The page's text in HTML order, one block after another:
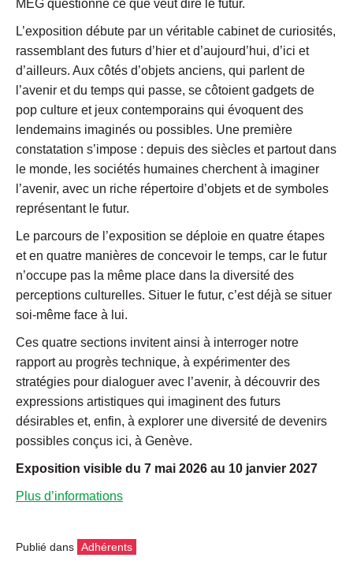
MEG questionne ce que veut dire le futur.
L’exposition débute par un véritable cabinet de curiosités,
rassemblant des futurs d’hier et d’aujourd’hui, d’ici et
d’ailleurs. Aux côtés d’objets anciens, qui parlent de
l’avenir et du temps qui passe, se côtoient gadgets de
pop culture et jeux contemporains qui évoquent des
lendemains imaginés ou possibles. Une première
constatation s’impose : depuis des siècles et partout dans
le monde, les sociétés humaines cherchent à imaginer
l’avenir, avec un riche répertoire d’objets et de symboles
représentant le futur.
Le parcours de l’exposition se déploie en quatre étapes
et en quatre manières de concevoir le temps, car le futur
n’occupe pas la même place dans la diversité des
perceptions culturelles. Situer le futur, c’est déjà se situer
soi-même face à lui.
Ces quatre sections invitent ainsi à interroger notre
rapport au progrès technique, à expérimenter des
stratégies pour dialoguer avec l’avenir, à découvrir des
expressions artistiques qui imaginent des futurs
désirables et, enfin, à explorer une diversité de devenirs
possibles conçus ici, à Genève.
Exposition visible du 7 mai 2026 au 10 janvier 2027
Plus d’informations
Publié dans Adhérents